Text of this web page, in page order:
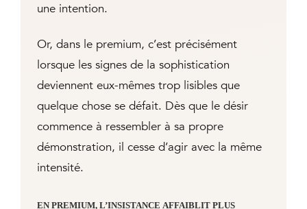
une intention.
Or, dans le premium, c’est précisément
lorsque les signes de la sophistication
deviennent eux-mêmes trop lisibles que
quelque chose se défait. Dès que le désir
commence à ressembler à sa propre
démonstration, il cesse d’agir avec la même
intensité.
EN PREMIUM, L’INSISTANCE AFFAIBLIT PLUS